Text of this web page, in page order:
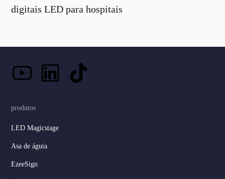
digitais LED para hospitais
produtos
LED Magicstage
Asa de águia
EzeeSign